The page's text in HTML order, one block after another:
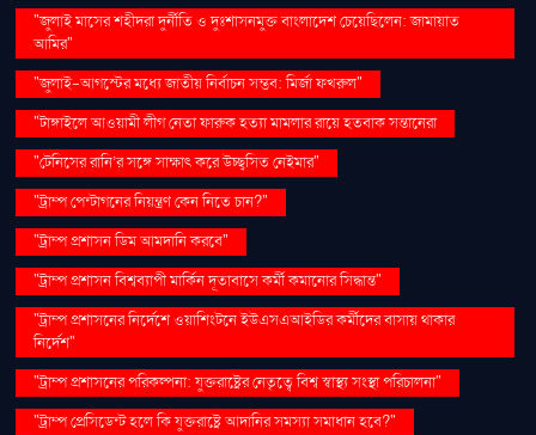
"জুলাই মাসের শহীদরা দুর্নীতি ও দুঃশাসনমুক্ত বাংলাদেশ চেয়েছিলেন: জামায়াত
আমির"
"জুলাই-আগস্টের মধ্যে জাতীয় নির্বাচন সম্ভব: মির্জা ফখরুল"
"টাঙ্গাইলে আওয়ামী লীগ নেতা ফারুক হত্যা মামলার রায়ে হতবাক সন্তানেরা
"টেনিসের রানি’র সঙ্গে সাক্ষাৎ করে উচ্ছ্বসিত নেইমার"
"ট্রাম্প পেন্টাগনের নিয়ন্ত্রণ কেন নিতে চান?"
"ট্রাম্প প্রশাসন ডিম আমদানি করবে"
"ট্রাম্প প্রশাসন বিশ্বব্যাপী মার্কিন দূতাবাসে কর্মী কমানোর সিদ্ধান্ত"
"ট্রাম্প প্রশাসনের নির্দেশে ওয়াশিংটনে ইউএসএআইডির কর্মীদের বাসায় থাকার
নির্দেশ"
"ট্রাম্প প্রশাসনের পরিকল্পনা: যুক্তরাষ্ট্রের নেতৃত্বে বিশ্ব স্বাস্থ্য সংস্থা পরিচালনা"
"ট্রাম্প প্রেসিডেন্ট হলে কি যুক্তরাষ্ট্রে আদানির সমস্যা সমাধান হবে?"